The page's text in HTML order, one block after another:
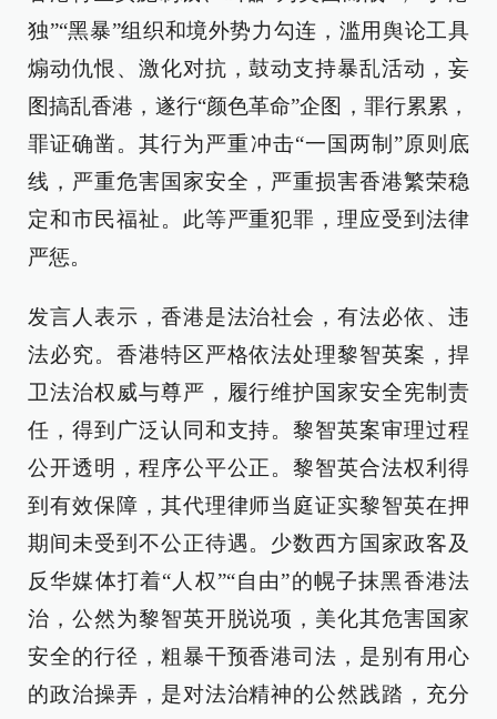
独”“黑暴”组织和境外势力勾连，滥用舆论工具
煽动仇恨、激化对抗，鼓动支持暴乱活动，妄
图搞乱香港，遂行“颜色革命”企图，罪行累累，
罪证确凿。其行为严重冲击“一国两制”原则底
线，严重危害国家安全，严重损害香港繁荣稳
定和市民福祉。此等严重犯罪，理应受到法律
严惩。
发言人表示，香港是法治社会，有法必依、违
法必究。香港特区严格依法处理黎智英案，捍
卫法治权威与尊严，履行维护国家安全宪制责
任，得到广泛认同和支持。黎智英案审理过程
公开透明，程序公平公正。黎智英合法权利得
到有效保障，其代理律师当庭证实黎智英在押
期间未受到不公正待遇。少数西方国家政客及
反华媒体打着“人权”“自由”的幌子抹黑香港法
治，公然为黎智英开脱说项，美化其危害国家
安全的行径，粗暴干预香港司法，是别有用心
的政治操弄，是对法治精神的公然践踏，充分